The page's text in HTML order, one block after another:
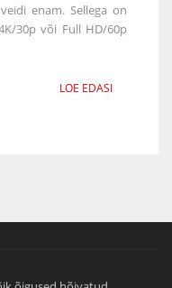
enam. Sellega on
30p või Full HD/60p
LOE EDASI